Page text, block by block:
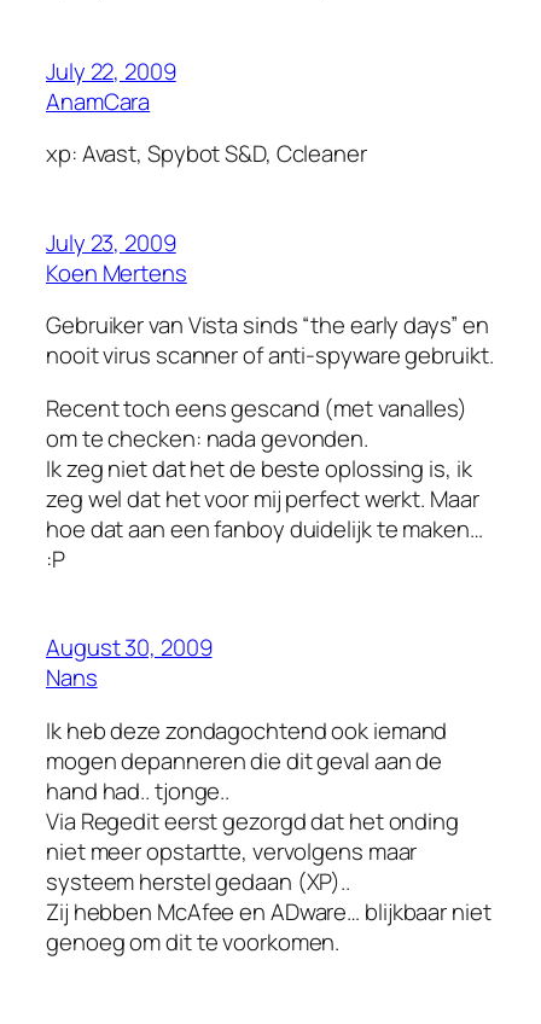
July 22, 2009
AnamCara
xp: Avast, Spybot S&D, Ccleaner
July 23, 2009
Koen Mertens
Gebruiker van Vista sinds “the early days” en
nooit virus scanner of anti-spyware gebruikt.
Recent toch eens gescand (met vanalles)
om te checken: nada gevonden.
Ik zeg niet dat het de beste oplossing is, ik
zeg wel dat het voor mij perfect werkt. Maar
hoe dat aan een fanboy duidelijk te maken…
:P
August 30, 2009
Nans
Ik heb deze zondagochtend ook iemand
mogen depanneren die dit geval aan de
hand had.. tjonge..
Via Regedit eerst gezorgd dat het onding
niet meer opstartte, vervolgens maar
systeem herstel gedaan (XP)..
Zij hebben McAfee en ADware… blijkbaar niet
genoeg om dit te voorkomen.